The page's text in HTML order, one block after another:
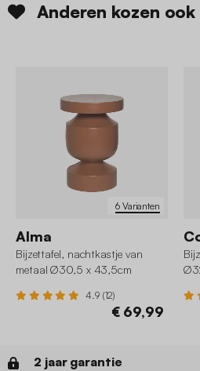
Anderen kozen
6 Varianten
Alma
Bijzettafel, nachtkastje van
metaal Ø30,5 x 43,5cm
4.9 (12)
€ 69,99
2 jaar garantie